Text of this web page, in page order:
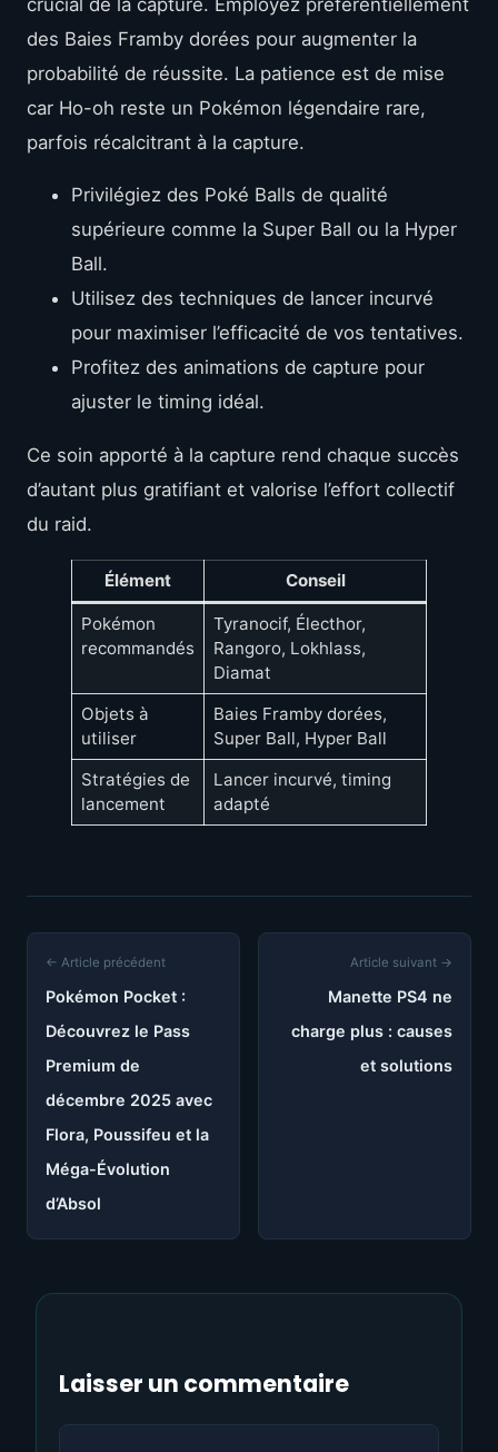
des Baies Framby dorées pour augmenter la
probabilité de réussite. La patience est de mise
car Ho-oh reste un Pokémon légendaire rare,
parfois récalcitrant à la capture.
Privilégiez des Poké Balls de qualité
supérieure comme la Super Ball ou la Hyper
Ball.
Utilisez des techniques de lancer incurvé
pour maximiser l’efficacité de vos tentatives.
Profitez des animations de capture pour
ajuster le timing idéal.
Ce soin apporté à la capture rend chaque succès
d’autant plus gratifiant et valorise l’effort collectif
du raid.
Élément Conseil
Pokémon
recommandés
Tyranocif, Électhor,
Rangoro, Lokhlass,
Diamat
Objets à
utiliser
Baies Framby dorées,
Super Ball, Hyper Ball
Stratégies de
lancement
Lancer incurvé, timing
adapté
← Article précédent
Pokémon Pocket :
Découvrez le Pass
Premium de
décembre 2025 avec
Flora, Poussifeu et la
Méga-Évolution
d’Absol
Article suivant →
Manette PS4 ne
charge plus : causes
et solutions
Laisser un commentaire